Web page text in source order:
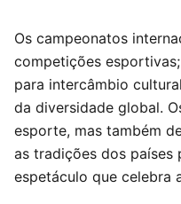
Os campeonatos
competições
para intercâmbio
da diversidade global.
esporte, mas também
as tradições dos países
espetáculo que celebra